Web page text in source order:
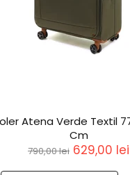
Rucsac Tip Troler Atena
49x35x23 cm
524,00 lei 417,00 lei